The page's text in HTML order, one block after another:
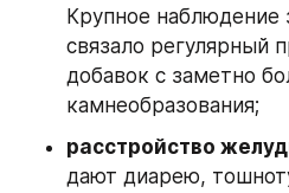
Крупное
связало регулярный
добавок с заметно
камнеобразования;
расстройство
дают диарею,